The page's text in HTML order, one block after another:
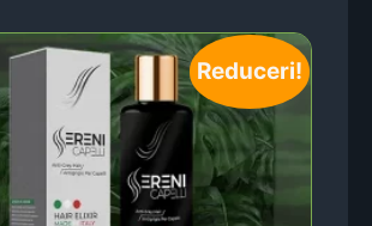
Reduceri!